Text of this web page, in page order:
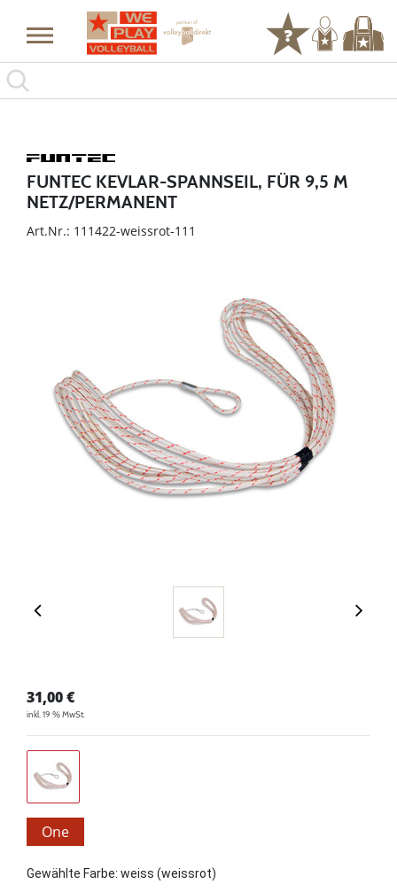
FUNTEC KEVLAR-SPANNSEIL, FÜR 9,5 M
NETZ/PERMANENT
Art.Nr.: 111422-weissrot-111
31,00€
inkl. 19 % MwSt.
One
Gewählte Farbe: weiss (weissrot)